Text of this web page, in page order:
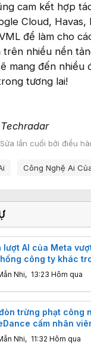
cam kết hợp
Cloud, Havas,
để làm cho
trên nhiều nền
mang đến nhiều
tương lai!
Sửa lần cuối bởi điều
Công Nghệ Ai
lượt AI của Meta
công ty khác
Nhi, 13:23 Hôm qua
trừng phạt công
cấm nhân
AI Mỹ
Nhi, 11:32 Hôm qua